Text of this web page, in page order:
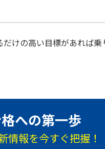
けの高い目標があれば
への第一歩
情報を今すぐ把握！